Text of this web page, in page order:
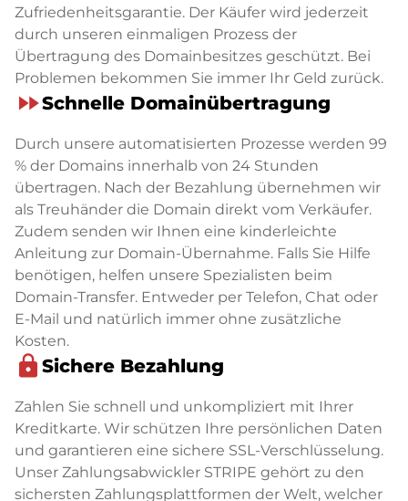
Zufriedenheitsgarantie. Der Käufer wird jederzeit
durch unseren einmaligen Prozess der
Übertragung des Domainbesitzes geschützt. Bei
Problemen bekommen Sie immer Ihr Geld zurück.
fast_forwardSchnelle Domainübertragung
Durch unsere automatisierten Prozesse werden 99
% der Domains innerhalb von 24 Stunden
übertragen. Nach der Bezahlung übernehmen wir
als Treuhänder die Domain direkt vom Verkäufer.
Zudem senden wir Ihnen eine kinderleichte
Anleitung zur Domain-Übernahme. Falls Sie Hilfe
benötigen, helfen unsere Spezialisten beim
Domain-Transfer. Entweder per Telefon, Chat oder
E-Mail und natürlich immer ohne zusätzliche
Kosten.
lock Sichere Bezahlung
Zahlen Sie schnell und unkompliziert mit Ihrer
Kreditkarte. Wir schützen Ihre persönlichen Daten
und garantieren eine sichere SSL-Verschlüsselung.
Unser Zahlungsabwickler STRIPE gehört zu den
sichersten Zahlungsplattformen der Welt, welcher